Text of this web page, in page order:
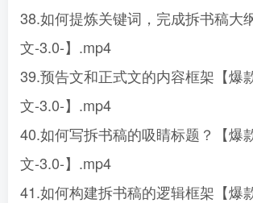
38.如何提炼关键词，完成拆书稿大
文-3.0-】.mp4
39.预告文和正式文的内容框架【爆
文-3.0-】.mp4
40.如何写拆书稿的吸睛标题？【爆
文-3.0-】.mp4
41.如何构建拆书稿的逻辑框架【爆